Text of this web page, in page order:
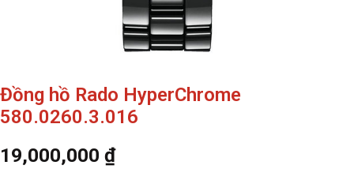
Đồng hồ Rado HyperChrome
580.0260.3.016
19,000,000 ₫